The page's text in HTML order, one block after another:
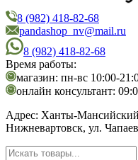
PandaShop
Интернет-магазин
8 (982) 418-82-68
pandashop_nv@mail.ru
8 (982) 418-82-68
Время работы:
магазин: пн-вс 10:00-
онлайн консультант:
Адрес: Ханты-Мансийский
Нижневартовск, ул.